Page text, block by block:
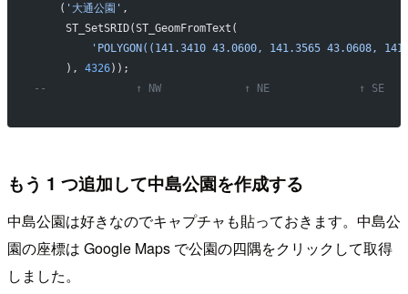
    (
'大通公園' ,
     ST_SetSRID(ST_GeomFromText(
'POLYGON((141.3410 43.0600, 141.3565 43.0608,
     ),
4326));
--              ↑ NW             ↑ NE              ↑ SE
もう 1 つ追加して中島公園を作成する
中島公園は好きなのでキャプチャも貼っておきます。中島公
園の座標は Google Maps で公園の四隅をクリックして取得
しました。